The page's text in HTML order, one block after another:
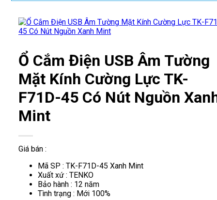
Ổ Cắm Điện USB Âm Tường
Mặt Kính Cường Lực TK-
F71D-45 Có Nút Nguồn
Mint
Giá bán :
Mã SP : TK-F71D-45 Xanh Mint
Xuất xứ : TENKO
Bảo hành : 12 năm
Tình trạng : Mới 100%